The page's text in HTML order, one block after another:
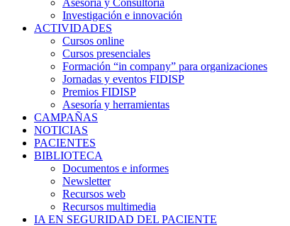
Asesoría y Consultoría
Investigación e innovación
ACTIVIDADES
Cursos online
Cursos presenciales
Formación “in company” para organizaciones
Jornadas y eventos FIDISP
Premios FIDISP
Asesoría y herramientas
CAMPAÑAS
NOTICIAS
PACIENTES
BIBLIOTECA
Documentos e informes
Newsletter
Recursos web
Recursos multimedia
IA EN SEGURIDAD DEL PACIENTE